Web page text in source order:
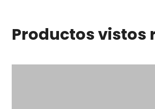
Productos vistos